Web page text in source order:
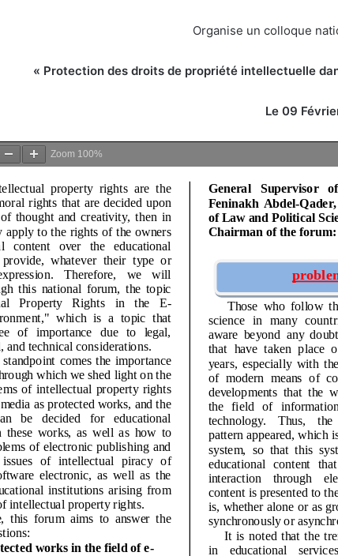
Organise un colloque
« Protection des droits de propriété intellectuelle
Le 09
Zoom 100%